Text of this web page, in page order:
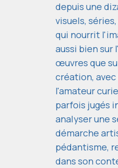
depuis une
visuels,
qui nourrit
aussi bien sur
œuvres que
création,
l'amateur
parfois jugés
analyser une
démarche
pédantisme,
dans son